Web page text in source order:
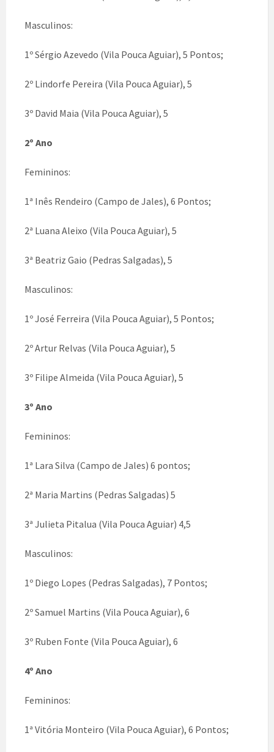
Masculinos:
1º Sérgio Azevedo (Vila Pouca Aguiar), 5 Pontos;
2º Lindorfe Pereira (Vila Pouca Aguiar), 5
3º David Maia (Vila Pouca Aguiar), 5
2º Ano
Femininos:
1ª Inês Rendeiro (Campo de Jales), 6 Pontos;
2ª Luana Aleixo (Vila Pouca Aguiar), 5
3ª Beatriz Gaio (Pedras Salgadas), 5
Masculinos:
1º José Ferreira (Vila Pouca Aguiar), 5 Pontos;
2º Artur Relvas (Vila Pouca Aguiar), 5
3º Filipe Almeida (Vila Pouca Aguiar), 5
3º Ano
Femininos:
1ª Lara Silva (Campo de Jales) 6 pontos;
2ª Maria Martins (Pedras Salgadas) 5
3ª Julieta Pitalua (Vila Pouca Aguiar) 4,5
Masculinos:
1º Diego Lopes (Pedras Salgadas), 7 Pontos;
2º Samuel Martins (Vila Pouca Aguiar), 6
3º Ruben Fonte (Vila Pouca Aguiar), 6
4º Ano
Femininos:
1ª Vitória Monteiro (Vila Pouca Aguiar), 6 Pontos;